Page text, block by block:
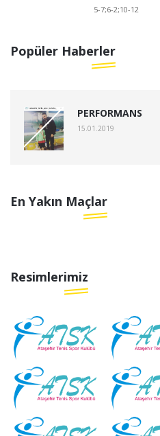
5-7;6-2;10-12
Popüler Haberler
PERFORMANS
15.01.2019
En Yakın Maçlar
Resimlerimiz